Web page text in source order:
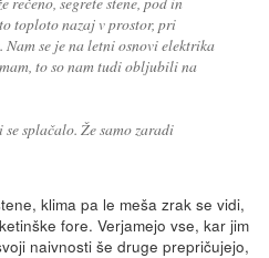
toploto nazaj v prostor, pri
Nam se je na letni osnovi elektrika
to so nam tudi obljubili na
splačalo. Že samo zaradi
klima pa le meša zrak se vidi,
fore. Verjamejo vse, kar jim
naivnosti še druge prepričujejo,